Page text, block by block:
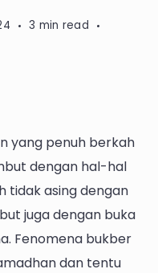
3 min read
yang penuh berkah
dengan hal-hal
tidak asing dengan
juga dengan buka
Fenomena bukber
dan tentu